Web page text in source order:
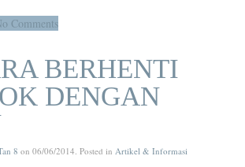
Comments
BERHENTI
DENGAN
8 on 06/06/2014. Posted in Artikel & Informasi